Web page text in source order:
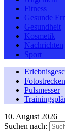
Fitness
Gesunde
Gesundheit
Kosmetik
Nachrichten
Sport
Fotostrecken
Pulsmesser
10. August 2026
Suchen nach: